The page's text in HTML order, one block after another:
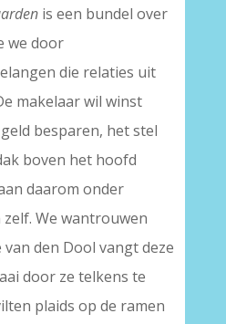
is een bundel over
we door
die relaties uit
makelaar wil winst
besparen, het stel
boven het hoofd
daarom onder
We wantrouwen
den Dool vangt deze
door ze telkens te
plaids op de ramen